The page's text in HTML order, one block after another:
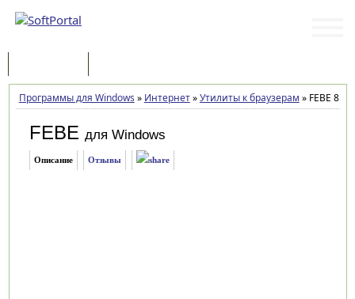
Программы для Windows » Интернет»Утилиты к браузерам »FEBE
FEBE для Windows
Описание Отзывы